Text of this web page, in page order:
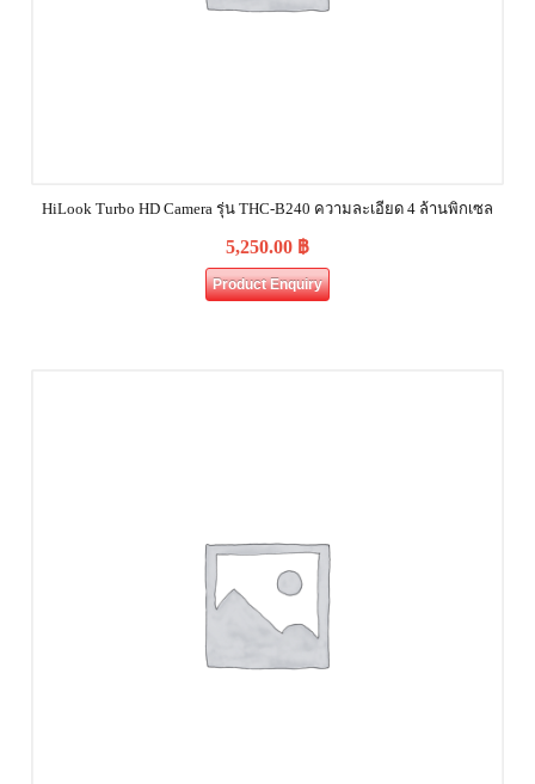
HiLook Turbo HD Camera รุ่น THC-B240 ความละเอียด 4 ล้านพิกเซล
5,250.00 ฿
Product Enquiry